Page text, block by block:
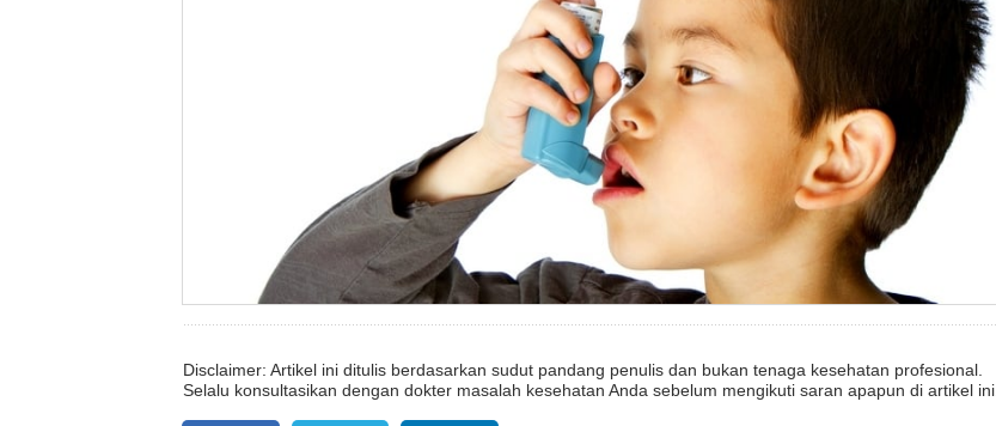
Disclaimer: Artikel ini ditulis berdasarkan sudut pandang penulis dan bukan tenaga kesehatan profesional.
Selalu konsultasikan dengan dokter masalah kesehatan Anda sebelum mengikuti saran apapun di artikel ini.